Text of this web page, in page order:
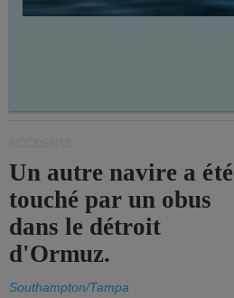
Un autre navire a été
touché par un obus
dans le détroit
d'Ormuz.
Southampton/Tampa